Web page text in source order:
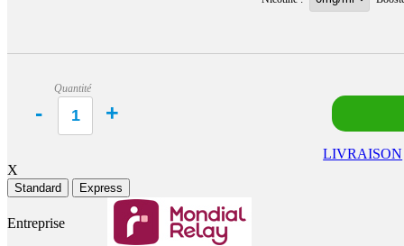
Quantité
LIVRAISON
X
Standard Express
Entreprise